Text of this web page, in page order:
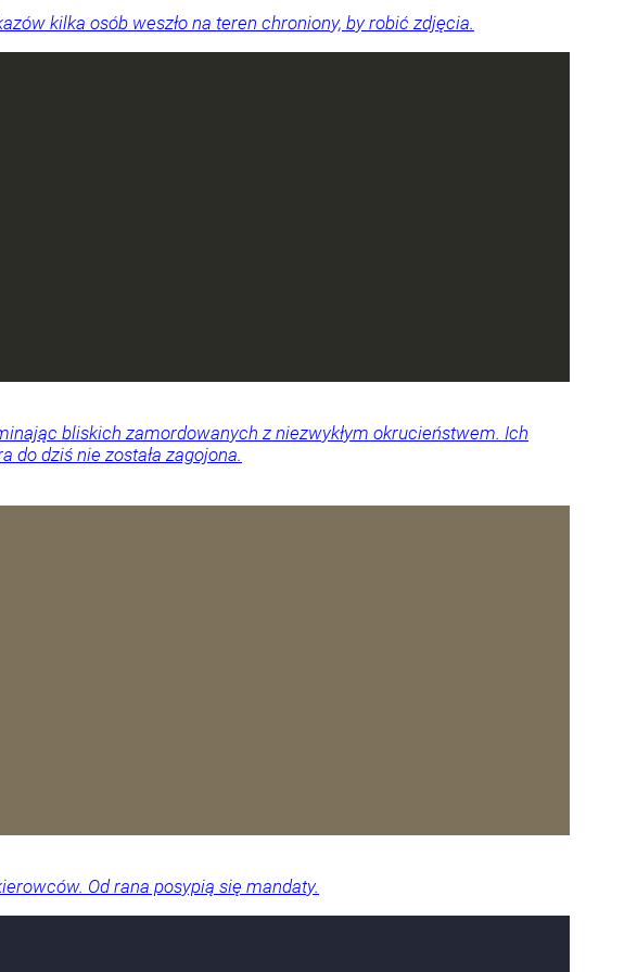
kilka osób weszło na teren chroniony, by robić zdjęcia.
bliskich zamordowanych z niezwykłym okrucieństwem. Ich
do dziś nie została zagojona.
Od rana posypią się mandaty.